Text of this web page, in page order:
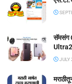
सॅमसंग
JULY